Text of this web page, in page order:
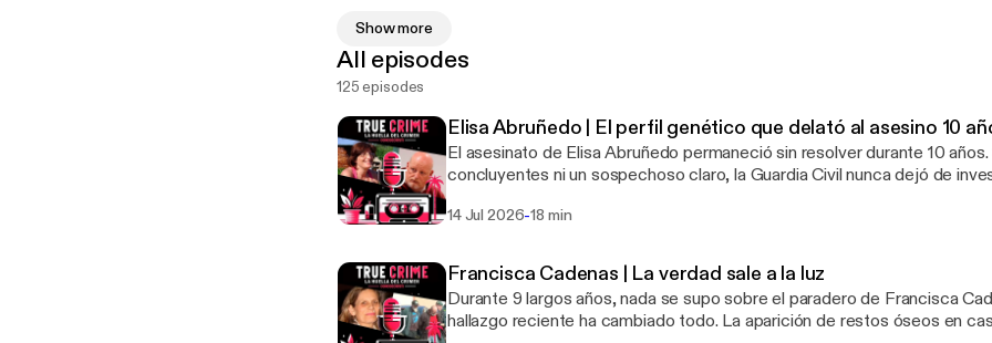
Nos centramos en los crímenes que marcaron España, aunque sin dejar de
allá de nuestras fronteras.
Además, contamos con la colaboración de múltiples expertos desde
forenses, peritos, lingüistas, miembros de los cuerpos del Estado... Todo
profundizar en el ámbito criminal y poder ofrecer respuestas a nuestros
Show more
All episodes
125 episodes
Elisa Abruñedo | El perfil genético que delató al asesino 10
El asesinato de Elisa Abruñedo permaneció sin resolver durante 10
concluyentes ni un sospechoso claro, la Guardia Civil nunca dejó de investigar.
cuerpo de su víctima, dejó una muestra que le condenaría. Gracias a su
comparación de ADN hasta identificar a Roger Serafín Rodríguez Paz. En este episodio
reconstruimos, paso a paso, una de las investigaciones forenses más
negra española y cómo la perseverancia de la Guardia Civil consiguió
parecía perfecto acabara resolviéndose tras 10 largos años.
14 Jul 2026-18 min
Francisca Cadenas | La verdad sale a la luz
Durante 9 largos años, nada se supo sobre el paradero de Francisca
hallazgo reciente ha cambiado todo. La aparición de restos óseos en